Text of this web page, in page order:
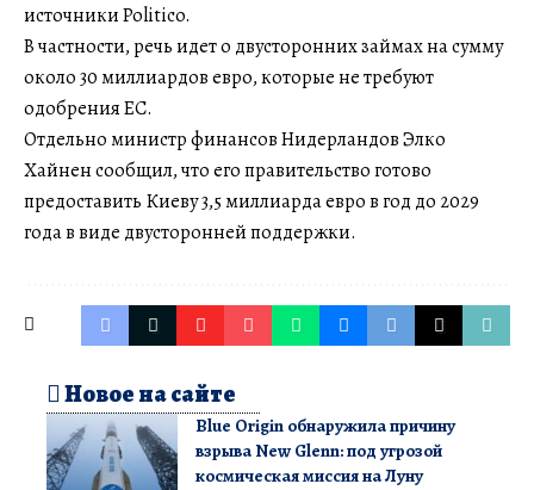
источники Politico.
В частности, речь идет о двусторонних займах на сумму
около 30 миллиардов евро, которые не требуют
одобрения ЕС.
Отдельно министр финансов Нидерландов Элко
Хайнен сообщил, что его правительство готово
предоставить Киеву 3,5 миллиарда евро в год до 2029
года в виде двусторонней поддержки.
Новое на сайте
Blue Origin обнаружила причину
взрыва New Glenn: под угрозой
космическая миссия на Луну